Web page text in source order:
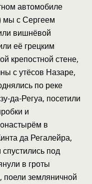
автомобиле
мы с Сергеем
вишнёвой
её грецким
крепостной стене,
с утёсов Назаре,
по реке
да-Регуа, посетили
и
в
да Регалейра,
под
в гроты
земляничной